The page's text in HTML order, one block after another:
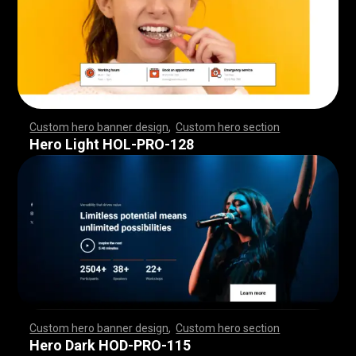
Custom hero banner design ,Custom hero section
,,,,,,,,,,,,,,,,,,,,,,,,,,,,,, ,,,,,,,,,,,,,,,,,,,,,,,
,,,,,,,,,,,,,,,,,,,,,,,,,,,,,, ,,,,,,,,,,,,,,,,,,,,,,
Hero Light HOL-PRO-128
Custom hero banner design ,Custom hero section
,,,,,,,,,,,,,,,,,,,,,,,,,,,,,, ,,,,,,,,,,,,,,,,,,,,,,,
,,,,,,,,,,,,,,,,,,,,,,,,,,,,,, ,,,,,,,,,,,,,,,,,,,,,,
Hero Dark HOD-PRO-115